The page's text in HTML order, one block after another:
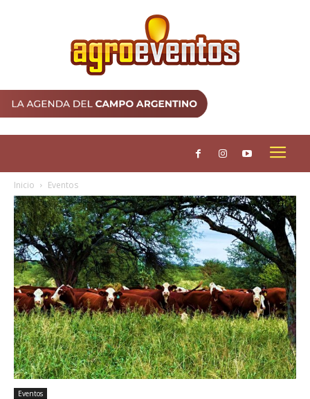
Inicio Eventos
Eventos